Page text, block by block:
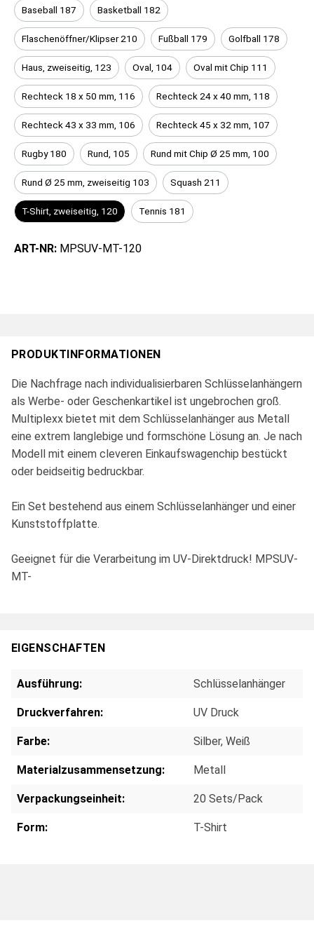
Baseball 187 Basketball 182
Flaschenöffner/Klipser 210 Fußball 179 Golfball 178
Haus, zweiseitig, 123 Oval, 104 Oval mit Chip 111
Rechteck 18 x 50 mm, 116 Rechteck 24 x 40 mm, 118
Rechteck 43 x 33 mm, 106 Rechteck 45 x 32 mm, 107
Rugby 180 Rund, 105 Rund mit Chip Ø 25 mm, 100
Rund Ø 25 mm, zweiseitig 103 Squash 211
T-Shirt, zweiseitig, 120 Tennis 181
ART-NR: MPSUV-MT-120
PRODUKTINFORMATIONEN
Die Nachfrage nach individualisierbaren Schlüsselanhängern
als Werbe- oder Geschenkartikel ist ungebrochen groß.
Multiplexx bietet mit dem Schlüsselanhänger aus Metall
eine extrem langlebige und formschöne Lösung an. Je nach
Modell mit einem cleveren Einkaufswagenchip bestückt
oder beidseitig bedruckbar.
Ein Set bestehend aus einem Schlüsselanhänger und einer
Kunststoffplatte.
Geeignet für die Verarbeitung im UV-Direktdruck! MPSUV-
MT-
EIGENSCHAFTEN
Ausführung: Schlüsselanhänger
Druckverfahren: UV Druck
Farbe: Silber, Weiß
Materialzusammensetzung: Metall
Verpackungseinheit: 20 Sets/Pack
Form: T-Shirt